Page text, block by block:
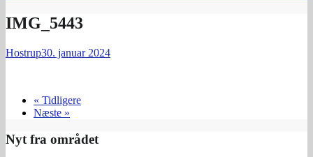
IMG_5443
Hostrup30. januar 2024
« Tidligere
Næste »
Nyt fra området